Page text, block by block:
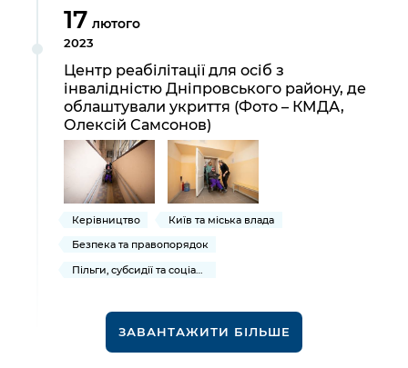
17 лютого
2023
Центр реабілітації для осіб з
інвалідністю Дніпровського району, де
облаштували укриття (Фото – КМДА,
Олексій Самсонов)
Керівництво
Київ та міська влада
Безпека та правопорядок
Пільги, субсидії та соціальний захист
ЗАВАНТАЖИТИ БІЛЬШЕ